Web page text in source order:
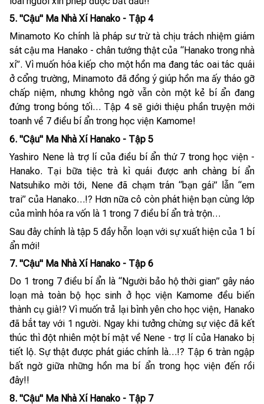
5. "Cậu" Ma Nhà Xí Hanako - Tập 4
Minamoto Ko chính là pháp sư trừ tà chịu trách nhiệm giám
sát cậu ma Hanako - chân tướng thật của “Hanako trong nhà
xí”. Vì muốn hóa kiếp cho một hồn ma đang tác oai tác quái
ở cổng trường, Minamoto đã đồng ý giúp hồn ma ấy tháo gỡ
chấp niệm, nhưng không ngờ vẫn còn một kẻ bí ẩn đang
đứng trong bóng tối… Tập 4 sẽ giới thiệu phần truyện mới
toanh về 7 điều bí ẩn trong học viện Kamome!
6. "Cậu" Ma Nhà Xí Hanako - Tập 5
Yashiro Nene là trợ lí của điều bí ẩn thứ 7 trong học viện -
Hanako. Tại bữa tiệc trà kì quái được anh chàng bí ẩn
Natsuhiko mời tới, Nene đã chạm trán “bạn gái” lẫn “em
trai” của Hanako…!? Hơn nữa cô còn phát hiện bạn cùng lớp
của mình hóa ra vốn là 1 trong 7 điều bí ẩn trà trộn…
Sau đây chính là tập 5 đầy hỗn loạn với sự xuất hiện của 1 bí
ẩn mới!
7. "Cậu" Ma Nhà Xí Hanako - Tập 6
Do 1 trong 7 điều bí ẩn là “Người bảo hộ thời gian” gây náo
loạn mà toàn bộ học sinh ở học viện Kamome đều biến
thành cụ già!? Vì muốn trả lại bình yên cho học viện, Hanako
đã bắt tay với 1 người. Ngay khi tưởng chừng sự việc đã kết
thúc thì đột nhiên một bí mật về Nene - trợ lí của Hanako bị
tiết lộ. Sự thật được phát giác chính là…!? Tập 6 tràn ngập
bất ngờ giữa những hồn ma bí ẩn trong học viện đến rồi
đây!!
8. "Cậu" Ma Nhà Xí Hanako - Tập 7